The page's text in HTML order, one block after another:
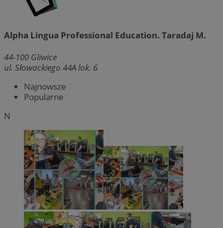
Alpha Lingua Professional Education. Taradaj M.
44-100 Gliwice
ul. Słowackiego 44A lok. 6
Najnowsze
Popularne
N